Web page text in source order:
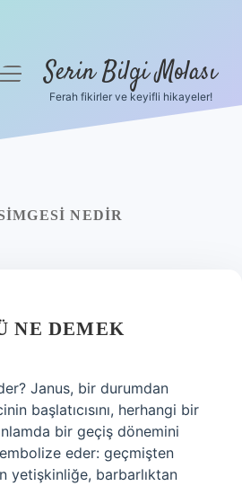
menüyüSerin Bilgi Molası
Ferah fikirler ve keyifli hikayeler!
NEDIR
NE DEMEK
Janus, bir durumdan
başlatıcısını, herhangi bir
bir geçiş dönemini
eder: geçmişten
yetişkinliğe, barbarlıktan